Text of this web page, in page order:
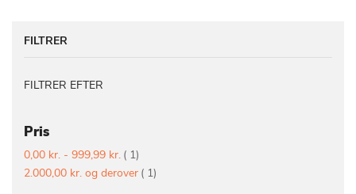
FILTRER
FILTRER EFTER
Pris
0,00 kr. - 999,99 kr. 1vare
2.000,00 kr. og derover 1vare